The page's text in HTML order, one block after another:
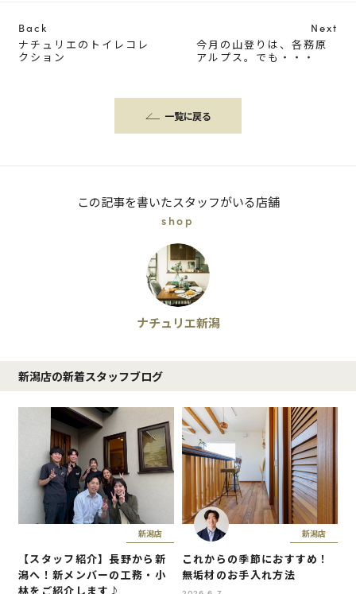
Back
ナチュリエのトイレコレ
クション
一覧に戻る
Next
今月の山登りは、各務原
アルプス。でも・・・
この記事を書いたスタッフがいる店舗
shop
ナチュリエ新潟
新潟店の新着スタッフブログ
新潟店
【スタッフ紹介】長野から新
潟へ！新メンバーの工務・小
林をご紹介します♪
新潟店
これからの季節におすすめ！
無垢材のお手入れ方法